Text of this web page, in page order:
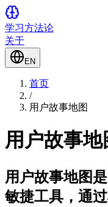
学习方法论
关于
EN
首页
/
用户故事地图
用户故事地
用户故事地图
敏捷工具，通